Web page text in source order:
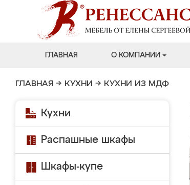
ГЛАВНАЯ О КОМПАНИИ
ГЛАВНАЯ → КУХНИ → КУХНИ ИЗ МДФ
Кухни
Распашные шкафы
Шкафы-купе